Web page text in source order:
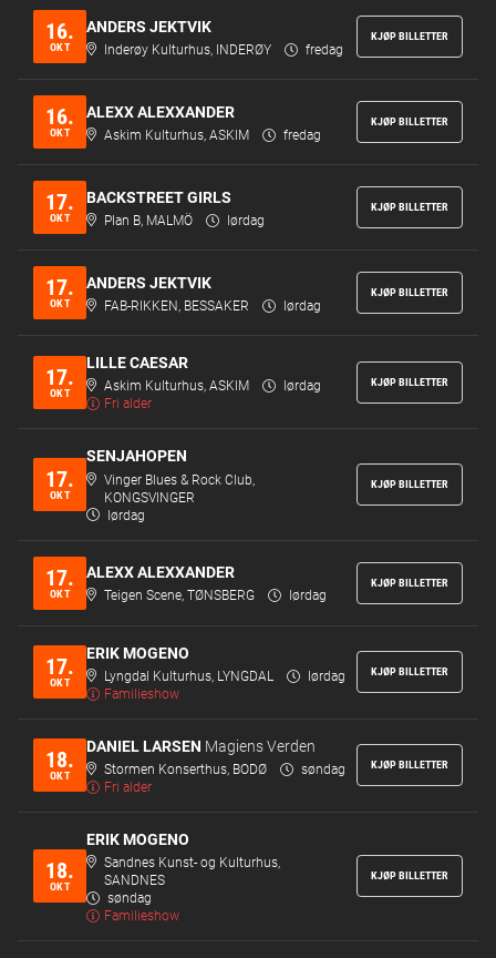
16.
OKT
ANDERS JEKTVIK
Inderøy Kulturhus, INDERØY fredag
KJØP BILLETTER
16.
OKT
ALEXX ALEXXANDER
Askim Kulturhus, ASKIM fredag
KJØP BILLETTER
17.
OKT
BACKSTREET GIRLS
Plan B, MALMÖ lørdag
KJØP BILLETTER
17.
OKT
ANDERS JEKTVIK
FAB-RIKKEN, BESSAKER lørdag
KJØP BILLETTER
17.
OKT
LILLE CAESAR
Askim Kulturhus, ASKIM
lørdag
Fri alder
KJØP BILLETTER
17.
OKT
SENJAHOPEN
Vinger Blues & Rock Club,
KONGSVINGER
lørdag
KJØP BILLETTER
17.
OKT
ALEXX ALEXXANDER
Teigen Scene, TØNSBERG lørdag
KJØP BILLETTER
17.
OKT
ERIK MOGENO
Lyngdal Kulturhus, LYNGDAL
lørdag
Familieshow
KJØP BILLETTER
18.
OKT
DANIEL LARSEN Magiens Verden
Stormen Konserthus, BODØ
søndag
Fri alder
KJØP BILLETTER
18.
OKT
ERIK MOGENO
Sandnes Kunst- og Kulturhus,
SANDNES
søndag
Familieshow
KJØP BILLETTER